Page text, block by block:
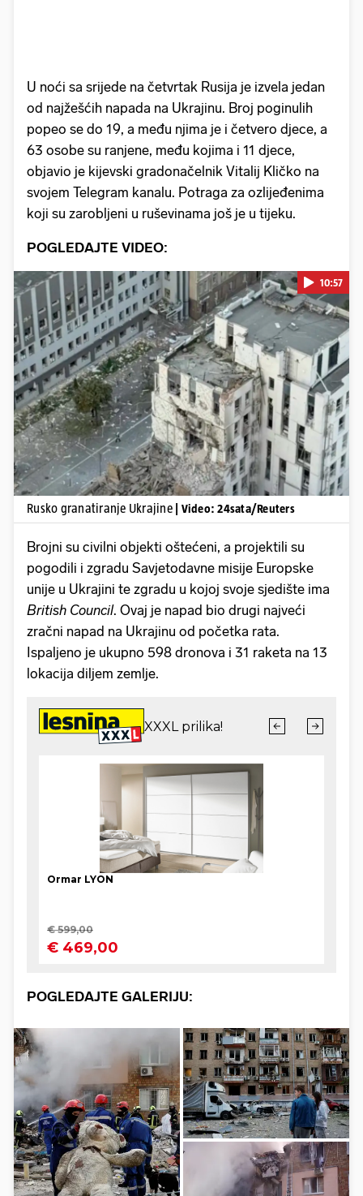
U noći sa srijede na četvrtak Rusija je izvela jedan
od najžešćih napada na Ukrajinu. Broj poginulih
popeo se do 19, a među njima je i četvero djece, a
63 osobe su ranjene, među kojima i 11 djece,
objavio je kijevski gradonačelnik Vitalij Kličko na
svojem Telegram kanalu. Potraga za ozlijeđenima
koji su zarobljeni u ruševinama još je u tijeku.
POGLEDAJTE VIDEO:
Pokretanje videa...
10:57
Rusko granatiranje Ukrajine | Video: 24sata/Reuters
Brojni su civilni objekti oštećeni, a projektili su
pogodili i zgradu Savjetodavne misije Europske
unije u Ukrajini te zgradu u kojoj svoje sjedište ima
British Council. Ovaj je napad bio drugi najveći
zračni napad na Ukrajinu od početka rata.
Ispaljeno je ukupno 598 dronova i 31 raketa na 13
lokacija diljem zemlje.
POGLEDAJTE GALERIJU: